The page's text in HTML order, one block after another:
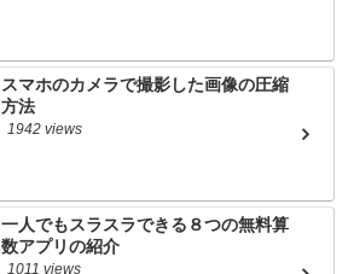
スマホのカメラで撮影した画像の圧縮
方法
1942 views
一人でもスラスラできる８つの無料算
数アプリの紹介
1011 views